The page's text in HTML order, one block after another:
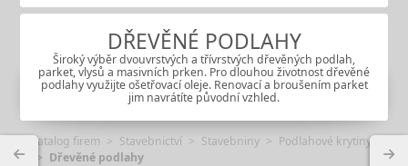
DŘEVĚNÉ PODLAHY
Široký výběr dvouvrstvých a třívrstvých dřevěných podlah,
parket, vlysů a masivních prken. Pro dlouhou životnost dřevěné
podlahy využijte ošetřovací oleje. Renovací a broušením parket
jim navrátíte původní vzhled.
Katalog firem Stavebnictví Stavebniny
Podlahové krytiny
Dřevěné podlahy